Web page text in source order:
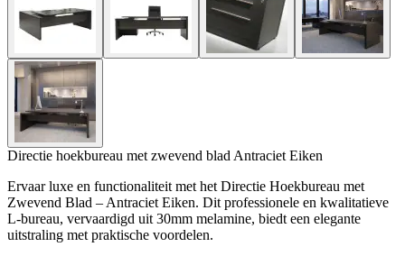
Directie hoekbureau met zwevend blad Antraciet Eiken
Ervaar luxe en functionaliteit met het Directie Hoekbureau met
Zwevend Blad – Antraciet Eiken. Dit professionele en kwalitatieve
L-bureau, vervaardigd uit 30mm melamine, biedt een elegante
uitstraling met praktische voordelen.